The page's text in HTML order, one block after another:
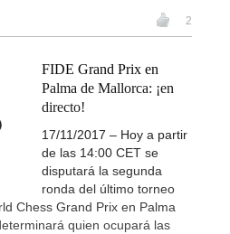
2
FIDE Grand Prix en
Palma de Mallorca: ¡en
directo!
17/11/2017 – Hoy a partir
de las 14:00 CET se
disputará la segunda
ronda del último torneo
Chess Grand Prix en Palma
quien ocupará las